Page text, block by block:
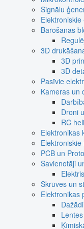
Signālu
Elektroniskie
Barošanas
3D
3D
3D
Pasīvie
Kameras un
Droni
RC
Elektronikas
PCB un
Savienotāji
Skrūves un
Elektronikas